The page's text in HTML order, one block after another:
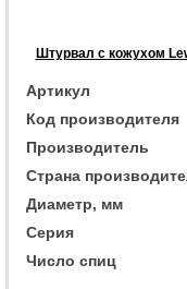
Штурвал с кожухом
Артикул
Код производителя
Производитель
Страна
Диаметр, мм
Серия
Число спиц